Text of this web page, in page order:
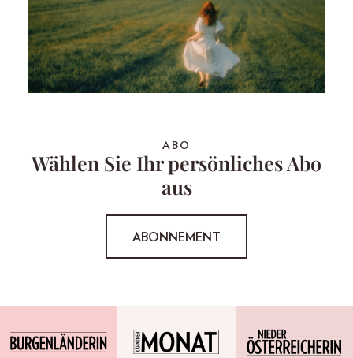
ABO
Wählen Sie Ihr persönliches Abo
aus
ABONNEMENT